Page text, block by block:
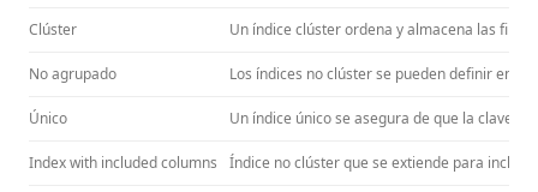
Clúster Un índice clúster ordena y almacena las filas
No agrupado Los índices no clúster se pueden definir en
Único Un índice único se asegura de que la clave
Index with included columns Índice no clúster que se extiende para incluir